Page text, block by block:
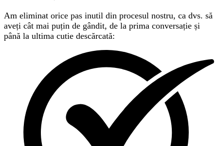
Am eliminat orice pas inutil din procesul nostru, ca dvs. să
aveți cât mai puțin de gândit, de la prima conversație și
până la ultima cutie descărcată: